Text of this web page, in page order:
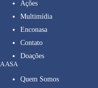
Ações
Multimídia
Enconasa
Contato
Doações
A ASA
Quem Somos